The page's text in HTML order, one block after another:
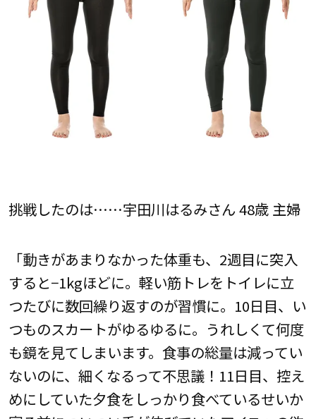
挑戦したのは……宇田川はるみさん 48歳 主婦
「動きがあまりなかった体重も、2週目に突入
すると−1kgほどに。軽い筋トレをトイレに立
つたびに数回繰り返すのが習慣に。10日目、い
つものスカートがゆるゆるに。うれしくて何度
も鏡を見てしまいます。食事の総量は減ってい
ないのに、細くなるって不思議！11日目、控え
めにしていた夕食をしっかり食べているせいか